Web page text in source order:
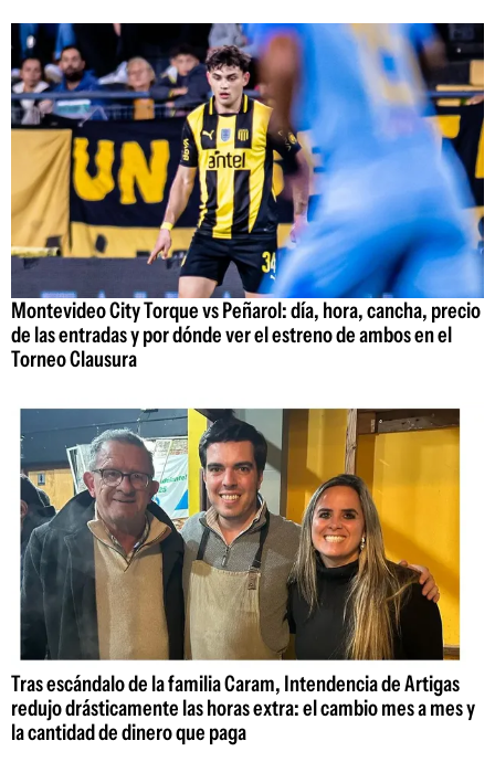
Montevideo City Torque vs Peñarol: día, hora, cancha, precio
de las entradas y por dónde ver el estreno de ambos en el
Torneo Clausura
Tras escándalo de la familia Caram, Intendencia de Artigas
redujo drásticamente las horas extra: el cambio mes a mes y
la cantidad de dinero que paga